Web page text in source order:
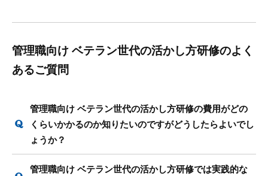
管理職向け ベテラン世代の活かし方研修のよく
あるご質問
管理職向け ベテラン世代の活かし方研修の費用がどの
くらいかかるのか知りたいのですがどうしたらよいでし
ょうか？
管理職向け ベテラン世代の活かし方研修では実践的な